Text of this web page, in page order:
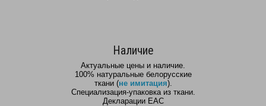
Наличие
Актуальные цены и наличие.
100% натуральные белорусские
ткани (не имитация).
Специализация-упаковка из ткани.
Декларации ЕАС